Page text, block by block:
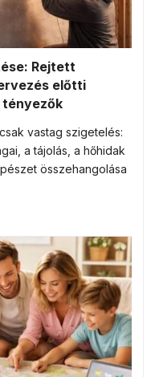
Rejtett
előtti
tényezők
vastag szigetelés:
a tájolás, a hőhidak
összehangolása